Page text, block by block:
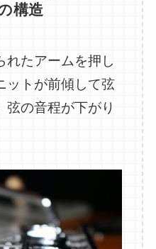
ニットとは、逆
がビブラートユ
たのは、1960年
クにあやかろ
構造
れたアームを押し
ットが前傾して弦
弦の音程が下がり